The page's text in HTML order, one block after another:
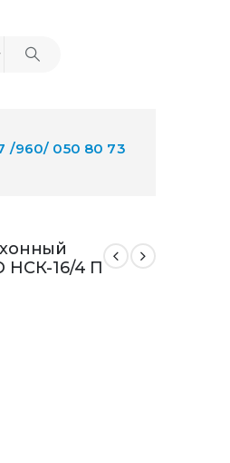
/960/ 050 80 73
НСК-16/4 П